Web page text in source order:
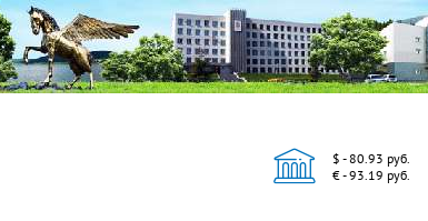
$ - 80.93 руб.
€ - 93.19 руб.